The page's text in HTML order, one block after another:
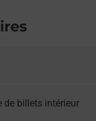
billets intérieur